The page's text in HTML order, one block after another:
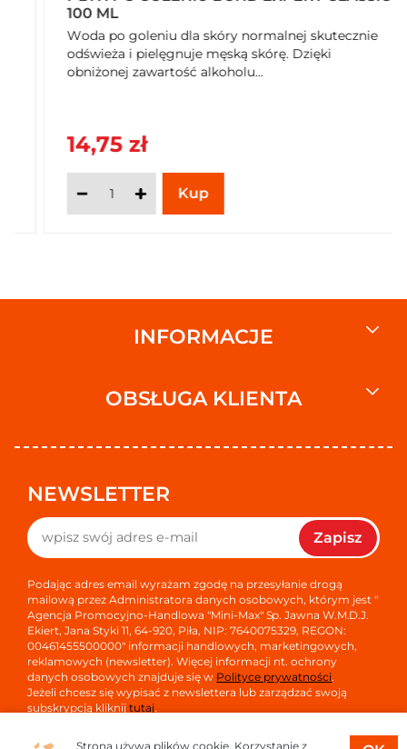
100 ML
Woda po goleniu dla skóry normalnej skutecznie
odświeża i pielęgnuje męską skórę. Dzięki
obniżonej zawartość alkoholu...
14,75 zł
INFORMACJE
OBSŁUGA KLIENTA
NEWSLETTER
Zapisz
Podając adres email wyrażam zgodę na przesyłanie drogą
mailową przez Administratora danych osobowych, którym jest "
Agencja Promocyjno-Handlowa "Mini-Max" Sp. Jawna W.M.D.J.
Ekiert, Jana Styki 11, 64-920, Piła, NIP: 7640075329, REGON:
00461455500000" informacji handlowych, marketingowych,
reklamowych (newsletter). Więcej informacji nt. ochrony
danych osobowych znajduje się w Polityce prywatności.
Jeżeli chcesz się wypisać z newslettera lub zarządzać swoją
subskrypcją kliknijtutaj.
Strona używa plików cookie. Korzystanie z